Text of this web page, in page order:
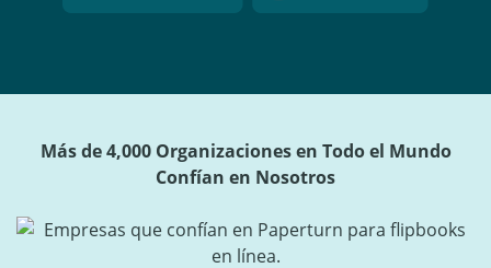
Más de 4,000 Organizaciones en Todo el Mundo
Confían en Nosotros